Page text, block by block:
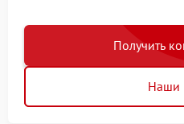
Получить
Наши